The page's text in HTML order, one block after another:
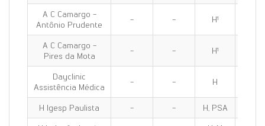
A C Camargo -
Antônio Prudente
- - H¹
A C Camargo -
Pires da Mota
- - H¹
Dayclinic
Assistência Médica
- - H
H Igesp Paulista - - H, PSA